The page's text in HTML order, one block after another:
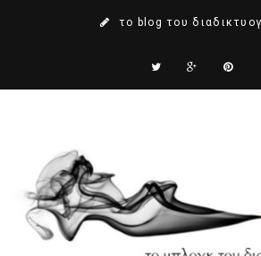
το blog του